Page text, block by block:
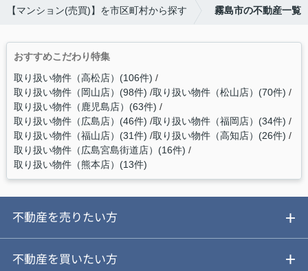
【マンション(売買)】を市区町村から探す 霧島市の不動産一覧
おすすめこだわり特集
取り扱い物件（高松店）(106件)
取り扱い物件（岡山店）(98件) 取り扱い物件（松山店）(70件)
取り扱い物件（鹿児島店）(63件)
取り扱い物件（広島店）(46件) 取り扱い物件（福岡店）(34件)
取り扱い物件（福山店）(31件) 取り扱い物件（高知店）(26件)
取り扱い物件（広島宮島街道店）(16件)
取り扱い物件（熊本店）(13件)
不動産を売りたい方
ご売却ガイド
不動産を買いたい方